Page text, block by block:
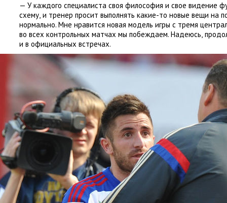
— У каждого специалиста своя философия и свое видение
схему, и тренер просит выполнять какие-то новые вещи на
нормально. Мне нравится новая модель игры с тремя
во всех контрольных матчах мы побеждаем. Надеюсь,
и в официальных встречах.